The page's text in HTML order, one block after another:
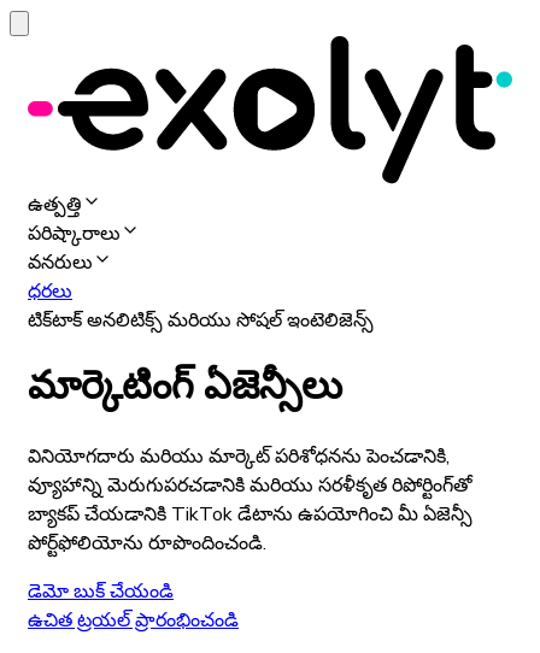
ఉత్పత్తి
పరిష్కారాలు
వనరులు
ధరలు
టిక్‌టాక్ అనలిటిక్స్ మరియు సోషల్ ఇంటెలిజెన్స్
మార్కెటింగ్ ఏజెన్సీలు
వినియోగదారు మరియు మార్కెట్ పరిశోధనను పెంచడానికి,
వ్యూహాన్ని మెరుగుపరచడానికి మరియు సరళీకృత రిపోర్టింగ్‌తో
బ్యాకప్ చేయడానికి TikTok డేటాను ఉపయోగించి మీ ఏజెన్సీ
పోర్ట్‌ఫోలియోను రూపొందించండి.
డెమో బుక్ చేయండి
ఉచిత ట్రయల్ ప్రారంభించండి